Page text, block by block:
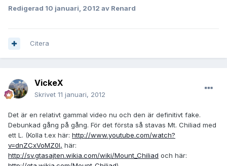
Redigerad 10 januari, 2012 av Renard
Citera
VickeX
Skrivet 11 januari, 2012
Det är en relativt gammal video nu och den är definitivt fake.
Debunkad gång på gång. För det första så stavas Mt. Chiliad med
ett L. (Kolla t.ex här: http://www.youtube.com/watch?
v=dnZCxVoMZ0I, här:
http://sv.gtasajten.wikia.com/wiki/Mount_Chiliad och här: